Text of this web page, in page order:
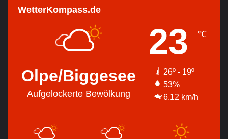
WetterKompass.de
Olpe/Biggesee
Aufgelockerte Bewölkung
23 ℃
26º - 19º
53%
6.12 km/h